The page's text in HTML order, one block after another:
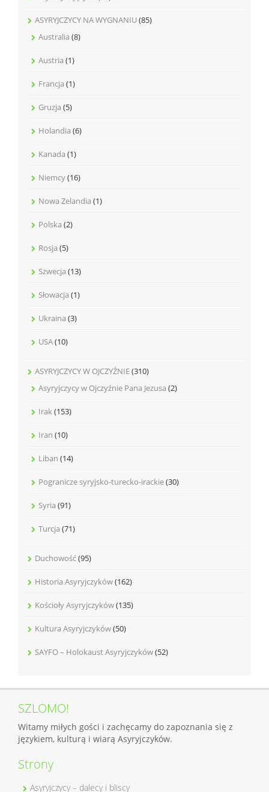
ASYRYJCZYCY NA WYGNANIU(85)
Australia (8)
Austria (1)
Francja (1)
Gruzja (5)
Holandia (6)
Kanada (1)
Niemcy(16)
Nowa Zelandia (1)
Polska (2)
Rosja (5)
Szwecja (13)
Słowacja (1)
Ukraina (3)
USA(10)
ASYRYJCZYCY W OJCZYŹNIE(310)
Asyryjczycy w Ojczyźnie Pana Jezusa (2)
Irak (153)
Iran (10)
Liban (14)
Pogranicze syryjsko-turecko-irackie(30)
Syria (91)
Turcja (71)
Duchowość(95)
Historia Asyryjczyków(162)
Kościoły Asyryjczyków(135)
Kultura Asyryjczyków(50)
SAYFO – Holokaust Asyryjczyków(52)
SZLOMO!
Witamy miłych gości i zachęcamy do zapoznania się z
językiem, kulturą i wiarą Asyryjczyków.
Strony
Asyryjczycy – dalecy i bliscy